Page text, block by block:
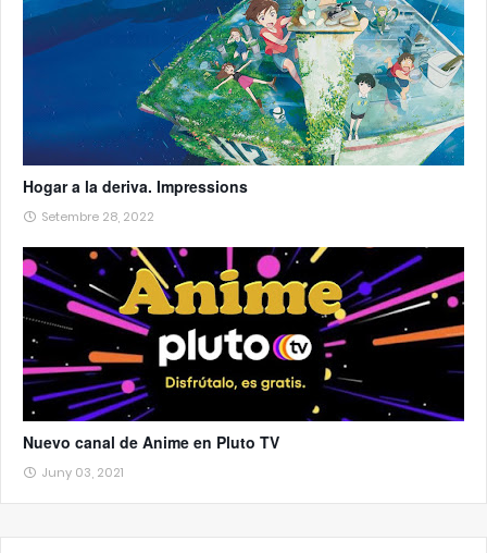
Hogar a la deriva. Impressions
Setembre 28, 2022
Nuevo canal de Anime en Pluto TV
Juny 03, 2021